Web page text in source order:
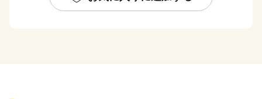
※年に何度でもお申込みをしていただけます。